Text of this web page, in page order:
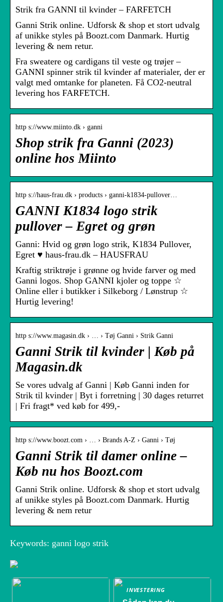
Strik fra GANNI til kvinder – FARFETCH
Ganni Strik online. Udforsk & shop et stort udvalg
af unikke styles på Boozt.com Danmark. Hurtig
levering & nem retur.
Fra sweatere og cardigans til veste og trøjer –
GANNI spinner strik til kvinder af materialer, der er
valgt med omtanke for planeten. Få CO2-neutral
levering hos FARFETCH.
http s://www.miinto.dk › ganni
Shop strik fra Ganni (2023)
online hos Miinto
http s://haus-frau.dk › products › ganni-k1834-pullover…
GANNI K1834 logo strik
pullover – Egret og grøn
Ganni: Hvid og grøn logo strik, K1834 Pullover,
Egret ♥ haus-frau.dk – HAUSFRAU
Kraftig striktrøje i grønne og hvide farver og med
Ganni logos. Shop GANNI kjoler og toppe ☆
Online eller i butikker i Silkeborg / Lønstrup ☆
Hurtig levering!
http s://www.magasin.dk › … › Tøj Ganni › Strik Ganni
Ganni Strik til kvinder | Køb på
Magasin.dk
Se vores udvalg af Ganni | Køb Ganni inden for
Strik til kvinder | Byt i forretning | 30 dages returret
| Fri fragt* ved køb for 499,-
http s://www.boozt.com › … › Brands A-Z › Ganni › Tøj
Ganni Strik til damer online –
Køb nu hos Boozt.com
Ganni Strik online. Udforsk & shop et stort udvalg
af unikke styles på Boozt.com Danmark. Hurtig
levering & nem retur
Keywords: ganni logo strik
INVESTERING